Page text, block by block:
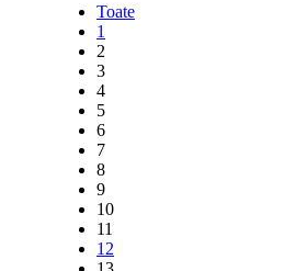
Toate
1
2
3
4
5
6
7
8
9
10
11
12